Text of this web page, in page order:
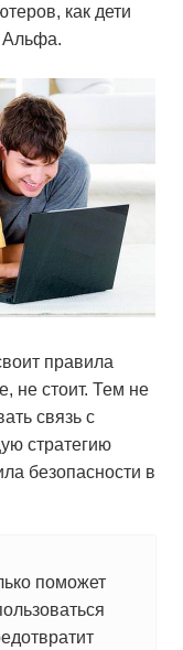
как дети
Альфа.
правила
не стоит. Тем не
связь с
стратегию
безопасности в
поможет